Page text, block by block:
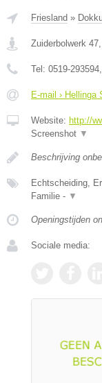
Friesland »
Zuiderbolwerk 47
Tel: 0519-293594
E-mail › Hellinga
Website: http://
Screenshot ▼
Beschrijving
Echtscheiding,
Familie - ▼
Openingstijden
Sociale media: